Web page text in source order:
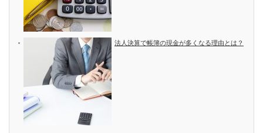
法人決算で帳簿の現金が多くなる理由とは？